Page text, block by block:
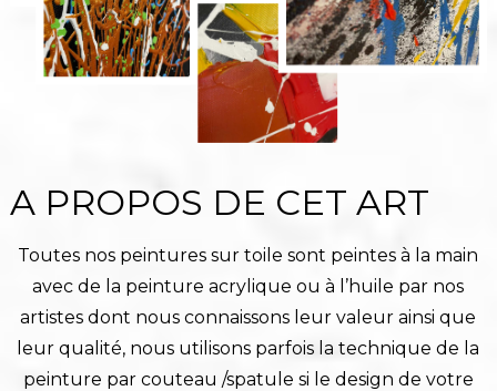
A PROPOS DE CET ART
Toutes nos peintures sur toile sont peintes à la main
avec de la peinture acrylique ou à l’huile par nos
artistes dont nous connaissons leur valeur ainsi que
leur qualité, nous utilisons parfois la technique de la
peinture par couteau /spatule si le design de votre